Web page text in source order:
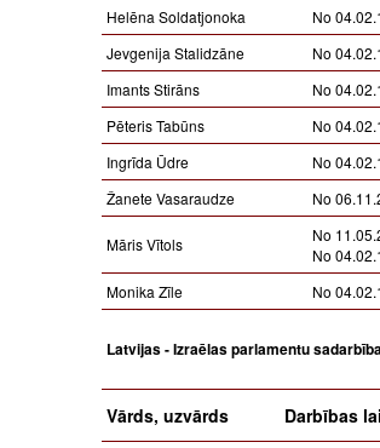
Helēna Soldatjonoka
No
Jevgenija Stalidzāne
No
Imants Stirāns
No
Pēteris Tabūns
No
Ingrīda Ūdre
No
Žanete Vasaraudze
No
Māris Vītols
No
No
Monika Zīle
No
Latvijas - Izraēlas parlamentu
Vārds, uzvārds Darbības